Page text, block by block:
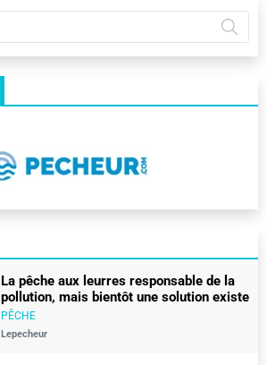
La pêche aux leurres responsable de la
pollution, mais bientôt une solution existe
PÊCHE
Lepecheur